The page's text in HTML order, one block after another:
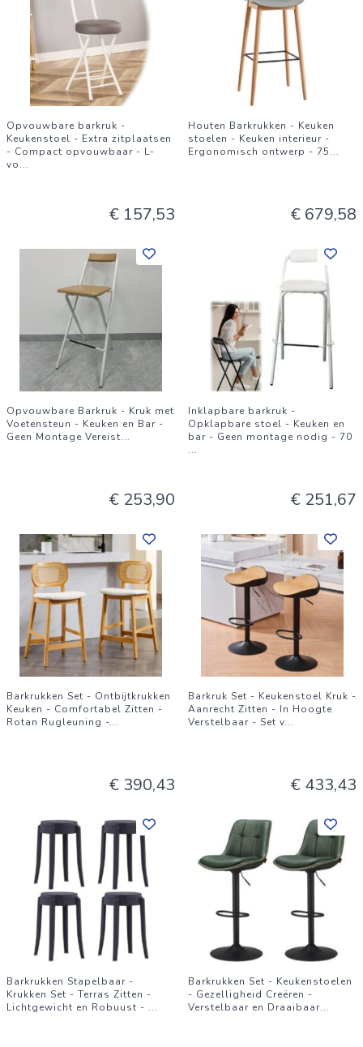
Opvouwbare barkruk -
Keukenstoel - Extra zitplaatsen
- Compact opvouwbaar - L-
vo...
€ 157,53
Houten Barkrukken - Keuken
stoelen - Keuken interieur -
Ergonomisch ontwerp - 75...
€ 679,58
Opvouwbare Barkruk - Kruk met
Voetensteun - Keuken en Bar -
Geen Montage Vereist...
€ 253,90
Inklapbare barkruk -
Opklapbare stoel - Keuken en
bar - Geen montage nodig - 70
...
€ 251,67
Barkrukken Set - Ontbijtkrukken
Keuken - Comfortabel Zitten -
Rotan Rugleuning -...
€ 390,43
Barkruk Set - Keukenstoel Kruk -
Aanrecht Zitten - In Hoogte
Verstelbaar - Set v...
€ 433,43
Barkrukken Stapelbaar -
Krukken Set - Terras Zitten -
Lichtgewicht en Robuust - ...
Barkrukken Set - Keukenstoelen
- Gezelligheid Creëren -
Verstelbaar en Draaibaar...